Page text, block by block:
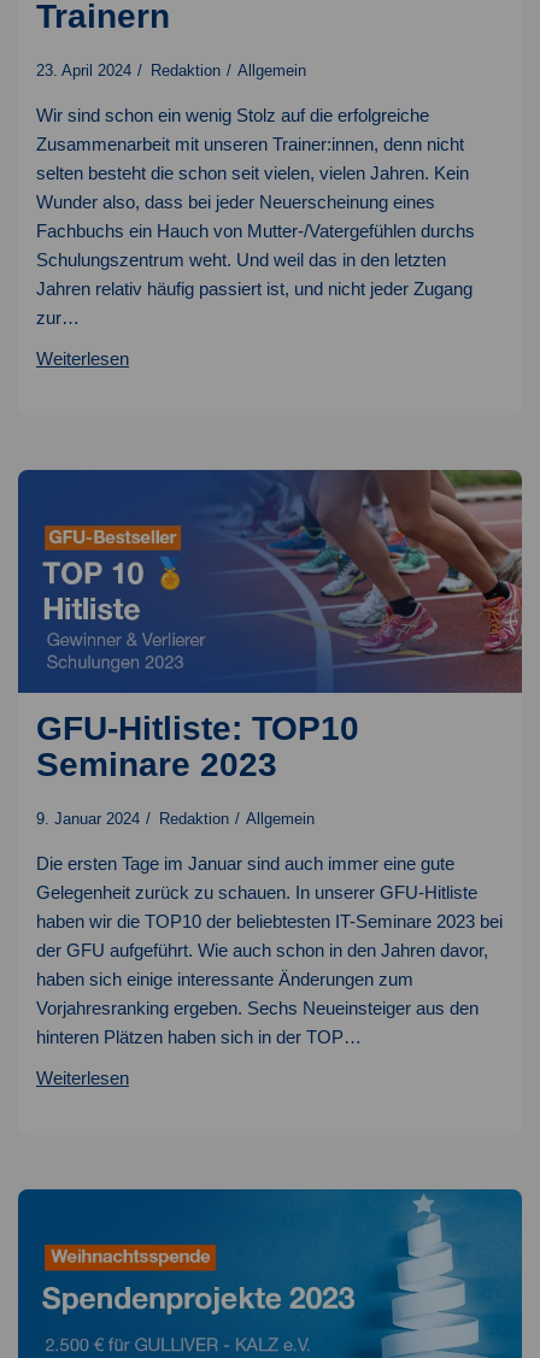
Trainern
23. April 2024 Redaktion Allgemein
Wir sind schon ein wenig Stolz auf die erfolgreiche
Zusammenarbeit mit unseren Trainer:innen, denn nicht
selten besteht die schon seit vielen, vielen Jahren. Kein
Wunder also, dass bei jeder Neuerscheinung eines
Fachbuchs ein Hauch von Mutter-/Vatergefühlen durchs
Schulungszentrum weht. Und weil das in den letzten
Jahren relativ häufig passiert ist, und nicht jeder Zugang
zur…
WeiterlesenFachbücher
GFU-Hitliste: TOP10
Seminare 2023
9. Januar 2024 Redaktion Allgemein
Die ersten Tage im Januar sind auch immer eine gute
Gelegenheit zurück zu schauen. In unserer GFU-Hitliste
haben wir die TOP10 der beliebtesten IT-Seminare 2023 bei
der GFU aufgeführt. Wie auch schon in den Jahren davor,
haben sich einige interessante Änderungen zum
Vorjahresranking ergeben. Sechs Neueinsteiger aus den
hinteren Plätzen haben sich in der TOP…
WeiterlesenGFU-
2023